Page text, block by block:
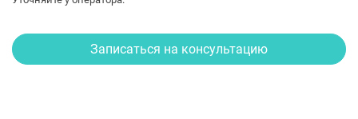
Записаться на консультацию